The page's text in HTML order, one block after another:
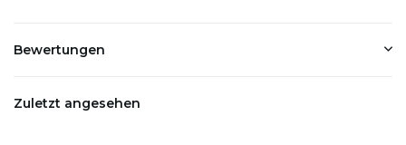
Bewertungen
Zuletzt angesehen